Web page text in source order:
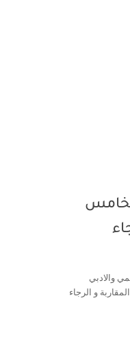
والادبي
و الرجاء